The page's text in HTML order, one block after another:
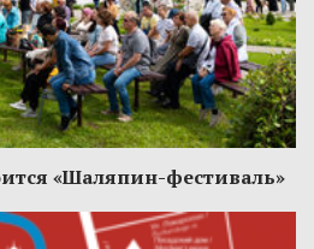
«Шаляпин-фестиваль»